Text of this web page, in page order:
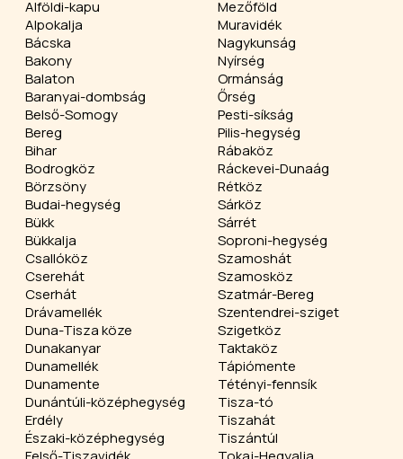
Alföldi-kapu
Alpokalja
Bácska
Bakony
Balaton
Baranyai-dombság
Belső-Somogy
Bereg
Bihar
Bodrogköz
Börzsöny
Budai-hegység
Bükk
Bükkalja
Csallóköz
Cserehát
Cserhát
Drávamellék
Duna-Tisza köze
Dunakanyar
Dunamellék
Dunamente
Dunántúli-középhegység
Erdély
Északi-középhegység
Mezőföld
Muravidék
Nagykunság
Nyírség
Ormánság
Őrség
Pesti-síkság
Pilis-hegység
Rábaköz
Ráckevei-Dunaág
Rétköz
Sárköz
Sárrét
Soproni-hegység
Szamoshát
Szamosköz
Szatmár-Bereg
Szentendrei-sziget
Szigetköz
Taktaköz
Tápiómente
Tétényi-fennsík
Tisza-tó
Tiszahát
Tiszántúl